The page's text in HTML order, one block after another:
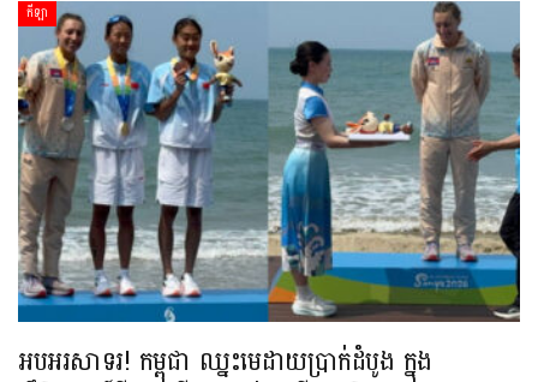
កីឡា
អបអរសាទរ! កម្ពុជា ឈ្នះមេដាយប្រាក់ដំបូង ក្នុង